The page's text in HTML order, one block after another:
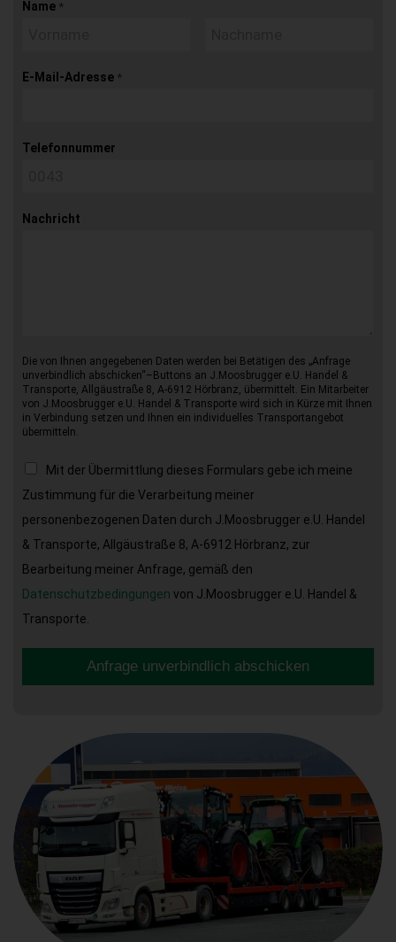
Name *
E-Mail-Adresse *
Telefonnummer
Nachricht
Die von Ihnen angegebenen Daten werden bei Betätigen des „Anfrage
unverbindlich abschicken“–Buttons an J.Moosbrugger e.U. Handel &
Transporte, Allgäustraße 8, A-6912 Hörbranz, übermittelt. Ein Mitarbeiter
von J.Moosbrugger e.U. Handel & Transporte wird sich in Kürze mit Ihnen
in Verbindung setzen und Ihnen ein individuelles Transportangebot
übermitteln.
Mit der Übermittlung dieses Formulars gebe ich meine
Zustimmung für die Verarbeitung meiner
personenbezogenen Daten durch J.Moosbrugger e.U. Handel
& Transporte, Allgäustraße 8, A-6912 Hörbranz, zur
Bearbeitung meiner Anfrage, gemäß den
Datenschutzbedingungen von J.Moosbrugger e.U. Handel &
Transporte.
Anfrage unverbindlich abschicken